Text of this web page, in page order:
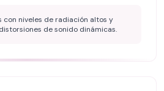
con niveles de radiación altos y
de sonido dinámicas.